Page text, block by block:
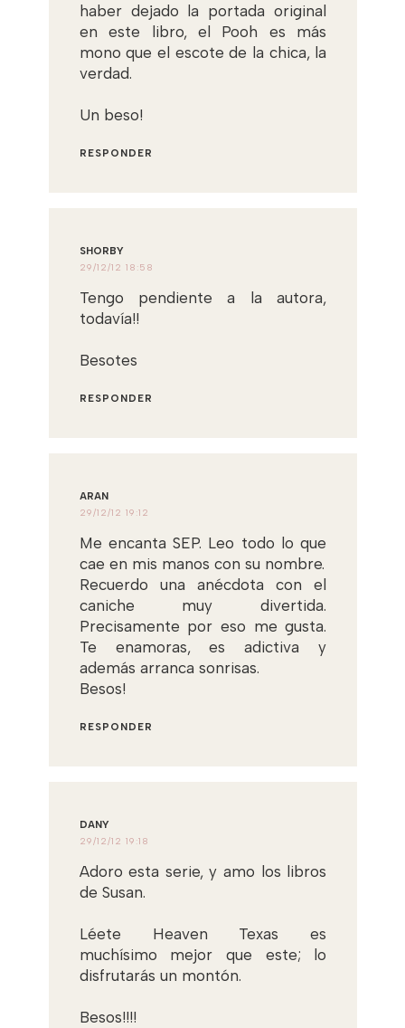
haber dejado la portada original
en este libro, el Pooh es más
mono que el escote de la chica, la
verdad.
Un beso!
RESPONDER
SHORBY
29/12/12 18:58
Tengo pendiente a la autora,
todavía!!
Besotes
RESPONDER
ARAN
29/12/12 19:12
Me encanta SEP. Leo todo lo que
cae en mis manos con su nombre.
Recuerdo una anécdota con el
caniche muy divertida.
Precisamente por eso me gusta.
Te enamoras, es adictiva y
además arranca sonrisas.
Besos!
RESPONDER
DANY
29/12/12 19:18
Adoro esta serie, y amo los libros
de Susan.
Léete Heaven Texas es
muchísimo mejor que este; lo
disfrutarás un montón.
Besos!!!!